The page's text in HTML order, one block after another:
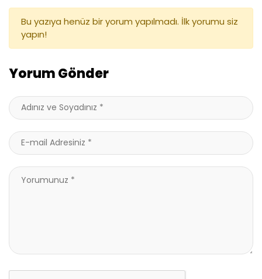
Bu yazıya henüz bir yorum yapılmadı. İlk yorumu siz
yapın!
Yorum Gönder